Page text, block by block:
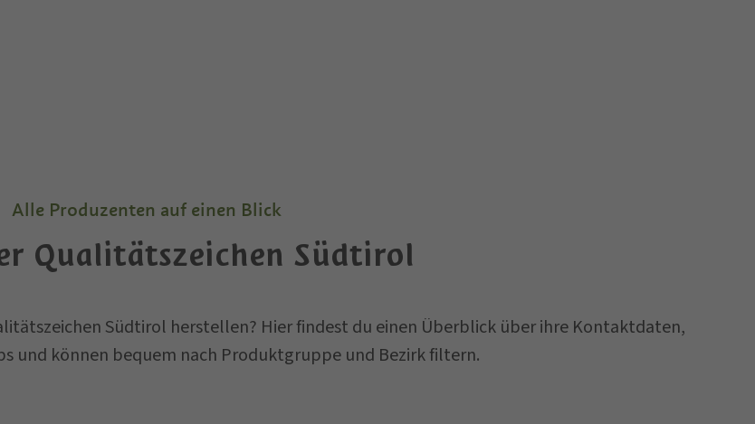
Alle Produzenten auf einen Blick
Qualitätszeichen Südtirol
Südtirol herstellen? Hier findest du einen Überblick über ihre Kontaktdaten,
und können bequem nach Produktgruppe und Bezirk filtern.